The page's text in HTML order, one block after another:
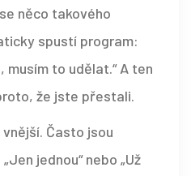
něco takového
spustí program:
musím to udělat.“ A ten
že jste přestali.
Často jsou
jednou“ nebo „Už